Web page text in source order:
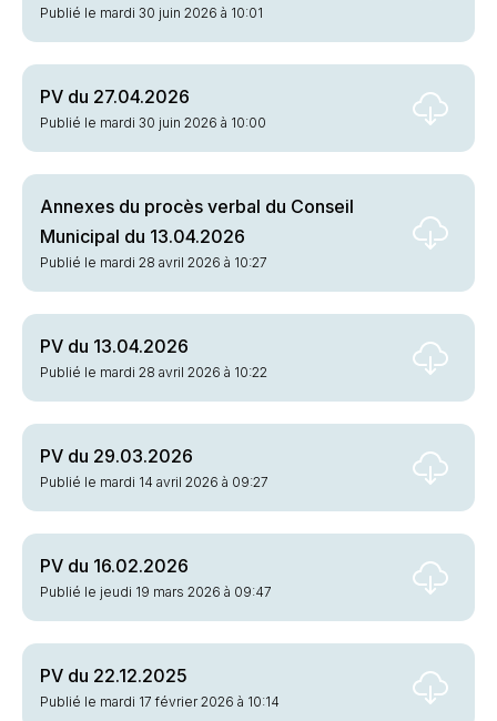
Publié le mardi 30 juin 2026 à 10:01
PV du 27.04.2026
Publié le mardi 30 juin 2026 à 10:00
Annexes du procès verbal du Conseil
Municipal du 13.04.2026
Publié le mardi 28 avril 2026 à 10:27
PV du 13.04.2026
Publié le mardi 28 avril 2026 à 10:22
PV du 29.03.2026
Publié le mardi 14 avril 2026 à 09:27
PV du 16.02.2026
Publié le jeudi 19 mars 2026 à 09:47
PV du 22.12.2025
Publié le mardi 17 février 2026 à 10:14